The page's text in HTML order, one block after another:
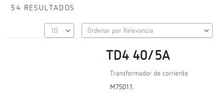
54 RESULTADOS
TD4 40/5A
Transformador de corriente
M75011.